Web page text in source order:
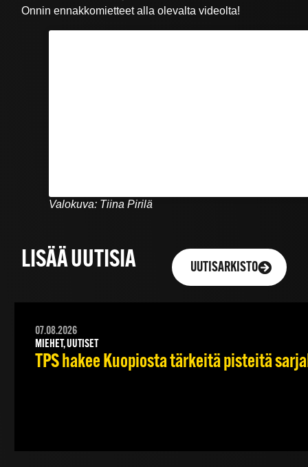
Onnin ennakkomietteet alla olevalta videolta!
Valokuva: Tiina Pirilä
LISÄÄ UUTISIA UUTISARKISTO
07.08.2026
MIEHET, UUTISET
TPS hakee Kuopiosta tärkeitä pisteitä